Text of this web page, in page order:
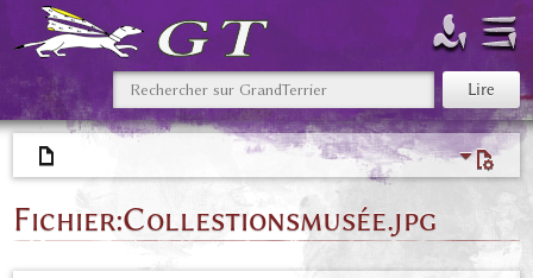
Fichier:Collestionsmusée.jpg